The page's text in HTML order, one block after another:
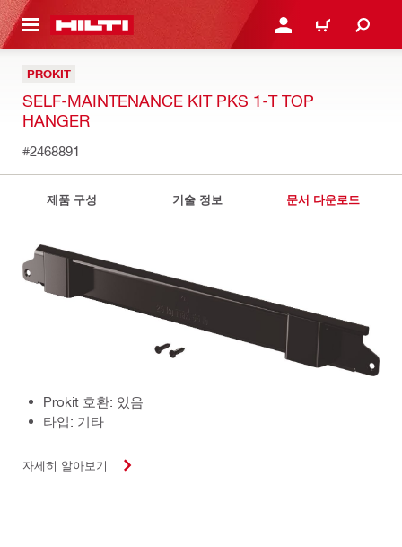
으로 건너뛰기 로그인 또는 회원가입
장바구니
PROKIT
SELF-MAINTENANCE KIT PKS 1-T TOP
HANGER
#2468891
제품 구성 기술 정보 문서 다운로드
Prokit 호환: 있음
타입: 기타
자세히 알아보기